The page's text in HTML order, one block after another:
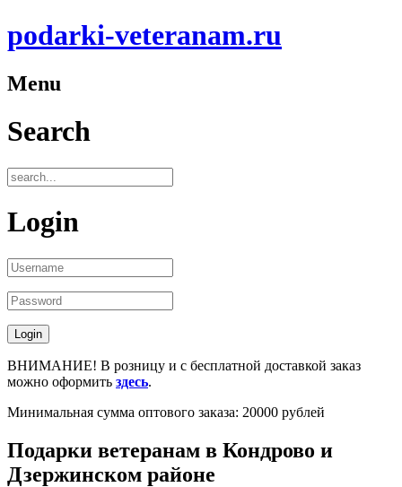
podarki-veteranam.ru
Menu
Search
Login
ВНИМАНИЕ! В розницу и с бесплатной доставкой заказ
можно оформить здесь.
Минимальная сумма оптового заказа: 20000 рублей
Подарки ветеранам в Кондрово и
Дзержинском районе